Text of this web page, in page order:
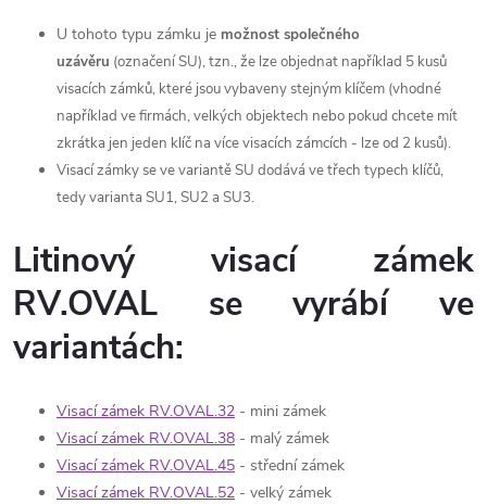
U tohoto typu zámku je možnost společného
uzávěru (označení SU), tzn., že lze objednat například 5 kusů
visacích zámků, které jsou vybaveny stejným klíčem (vhodné
například ve firmách, velkých objektech nebo pokud chcete mít
zkrátka jen jeden klíč na více visacích zámcích - lze od 2 kusů).
Visací zámky se ve variantě SU dodává ve třech typech klíčů,
tedy varianta SU1, SU2 a SU3.
Litinový visací zámek
RV.OVAL se vyrábí ve
variantách:
Visací zámek RV.OVAL.32 - mini zámek
Visací zámek RV.OVAL.38 - malý zámek
Visací zámek RV.OVAL.45 - střední zámek
Visací zámek RV.OVAL.52 - velký zámek